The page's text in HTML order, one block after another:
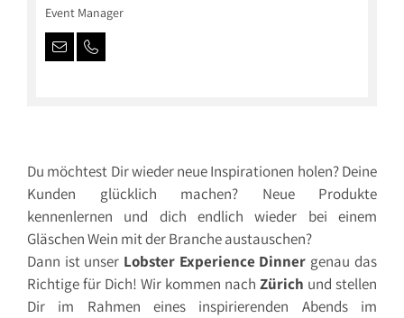
Du möchtest Dir wieder neue Inspirationen holen? Deine
Kunden glücklich machen? Neue Produkte
kennenlernen und dich endlich wieder bei einem
Gläschen Wein mit der Branche austauschen?
Dann ist unser Lobster Experience Dinner genau das
Richtige für Dich! Wir kommen nach Zürich und stellen
Dir im Rahmen eines inspirierenden Abends im
Event Manager